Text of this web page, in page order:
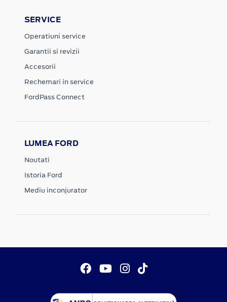
SERVICE
Operatiuni service
Garantii si revizii
Accesorii
Rechemari in service
FordPass Connect
LUMEA FORD
Noutati
Istoria Ford
Mediu inconjurator